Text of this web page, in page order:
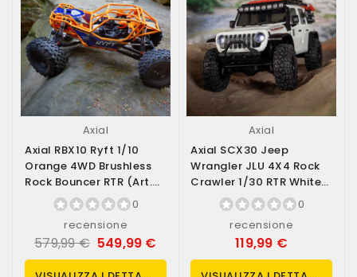
Axial
Axial RBX10 Ryft 1/10
Orange 4WD Brushless
Rock Bouncer RTR (art.
AXI03005T1)
0
recensione
579,99 € 549,99 €
Axial
Axial SCX30 Jeep
Wrangler JLU 4X4 Rock
Crawler 1/30 RTR White
(ART. AXI-2261T2) 0
recensione
119,99 €